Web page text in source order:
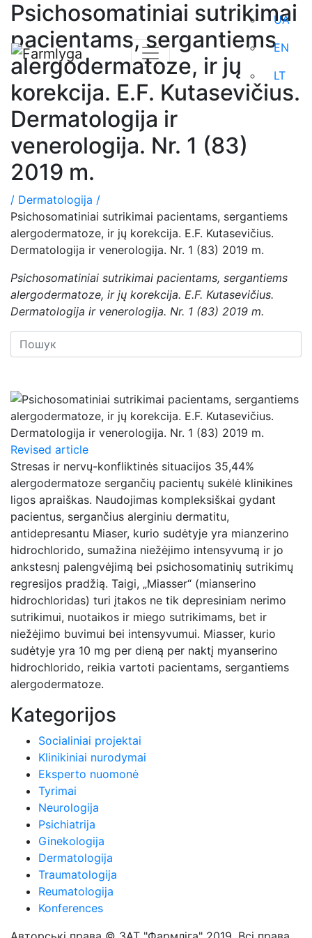
UA
EN
LT
Psichosomatiniai sutrikimai
pacientams, sergantiems
alergodermatoze, ir jų
korekcija. E.F. Kutasevičius.
Dermatologija ir
venerologija. Nr. 1 (83)
2019 m.
/ Dermatologija /
Psichosomatiniai sutrikimai pacientams, sergantiems
alergodermatoze, ir jų korekcija. E.F. Kutasevičius.
Dermatologija ir venerologija. Nr. 1 (83) 2019 m.
Psichosomatiniai sutrikimai pacientams, sergantiems
alergodermatoze, ir jų korekcija. E.F. Kutasevičius.
Dermatologija ir venerologija. Nr. 1 (83) 2019 m.
Revised article
Stresas ir nervų-konfliktinės situacijos 35,44%
alergodermatoze sergančių pacientų sukėlė klinikines
ligos apraiškas. Naudojimas kompleksiškai gydant
pacientus, sergančius alerginiu dermatitu,
antidepresantu Miaser, kurio sudėtyje yra mianzerino
hidrochlorido, sumažina niežėjimo intensyvumą ir jo
ankstesnį palengvėjimą bei psichosomatinių sutrikimų
regresijos pradžią. Taigi, „Miasser“ (mianserino
hidrochloridas) turi įtakos ne tik depresiniam nerimo
sutrikimui, nuotaikos ir miego sutrikimams, bet ir
niežėjimo buvimui bei intensyvumui. Miasser, kurio
sudėtyje yra 10 mg per dieną per naktį myanserino
hidrochlorido, reikia vartoti pacientams, sergantiems
alergodermatoze.
Kategorijos
Socialiniai projektai
Klinikiniai nurodymai
Eksperto nuomonė
Tyrimai
Neurologija
Psichiatrija
Ginekologija
Dermatologija
Traumatologija
Reumatologija
Konferences